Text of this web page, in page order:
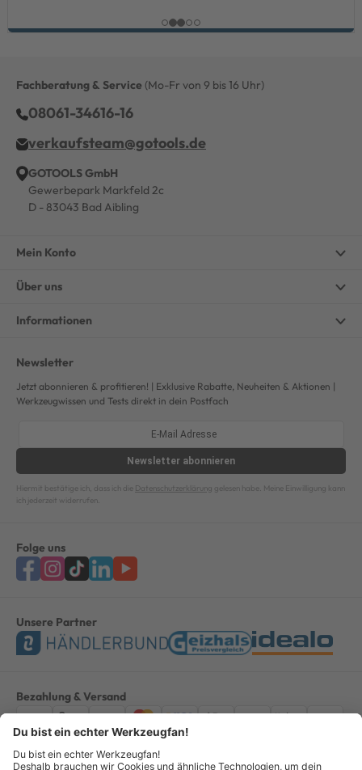
Fachberatung & Service (Mo-Fr von 9 bis 16 Uhr)
08061-34616-16
verkaufsteam@gotools.de
GOTOOLS GmbH
Gewerbepark Markfeld 2c
D - 83043 Bad Aibling
Mein Konto
Über uns
Informationen
Newsletter
Jetzt abonnieren & profitieren! | Exklusive Rabatte, Neuheiten & Aktionen |
Werkzeugwissen und Tests direkt in dein Postfach
Newsletter abonnieren
Hiermit bestätige ich, dass ich die Datenschutzerklärung gelesen habe. Meine Einwilligung kann
ich jederzeit widerrufen.
Folge uns
Unsere Partner
Bezahlung & Versand